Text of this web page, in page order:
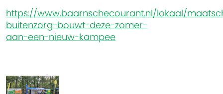
https://www.baarnschecourant.nl/lokaal/
buitenzorg-bouwt-deze-zomer-
aan-een-nieuw-kampee